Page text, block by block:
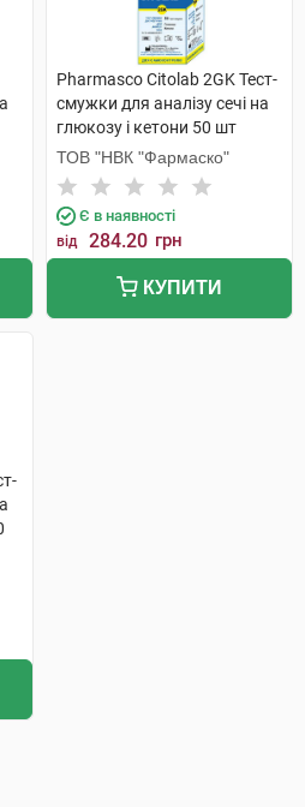
Pharmasco Citolab 2GK Тест-
смужки для аналізу сечі на
глюкозу і кетони 50 шт
ТОВ "НВК "Фармаско"
Є в наявності
від 284.20 грн
КУПИТИ